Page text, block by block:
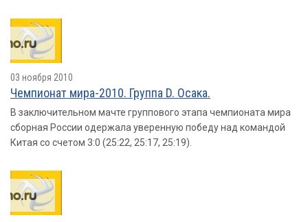
03 ноября 2010
Чемпионат мира-2010. Группа D. Осака.
В заключительном мачте группового этапа чемпионата мира
сборная России одержала уверенную победу над командой
Китая со счетом 3:0 (25:22, 25:17, 25:19).